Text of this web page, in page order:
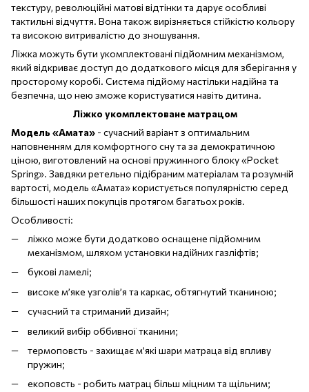
текстуру, революційні матові відтінки та дарує особливі
тактильні відчуття. Вона також вирізняється стійкістю кольору
та високою витривалістю до зношування.
Ліжка можуть бути укомплектовані підйомним механізмом,
який відкриває доступ до додаткового місця для зберігання у
просторому коробі. Система підйому настільки надійна та
безпечна, що нею зможе користуватися навіть дитина.
Ліжко укомплектоване матрацом
Модель «Амата» - сучасний варіант з оптимальним
наповненням для комфортного сну та за демократичною
ціною, виготовлений на основі пружинного блоку «Pocket
Spring». Завдяки ретельно підібраним матеріалам та розумній
вартості, модель «Амата» користується популярністю серед
більшості наших покупців протягом багатьох років.
Особливості:
ліжко може бути додатково оснащене підйомним
механізмом, шляхом установки надійних газліфтів;
букові ламелі;
високе м’яке узголів’я та каркас, обтягнутий тканиною;
сучасний та стриманий дизайн;
великий вибір оббивної тканини;
термоповсть - захищає м’які шари матраца від впливу
пружин;
екоповсть - робить матрац більш міцним та щільним;